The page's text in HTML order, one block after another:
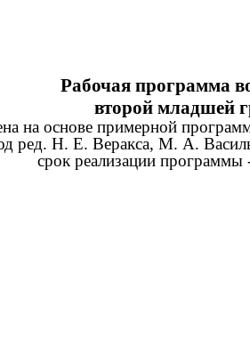
Рабочая программа
второй младшей
на основе примерной
ред. Н. Е. Веракса, М. А.
срок реализации программы